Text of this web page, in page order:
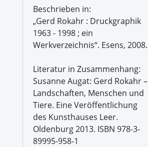
Beschrieben in:
„Gerd Rokahr : Druckgraphik
1963 - 1998 ; ein
Werkverzeichnis“. Esens, 2008.
Literatur in Zusammenhang:
Susanne Augat: Gerd Rokahr –
Landschaften, Menschen und
Tiere. Eine Veröffentlichung
des Kunsthauses Leer.
Oldenburg 2013. ISBN 978-3-
89995-958-1